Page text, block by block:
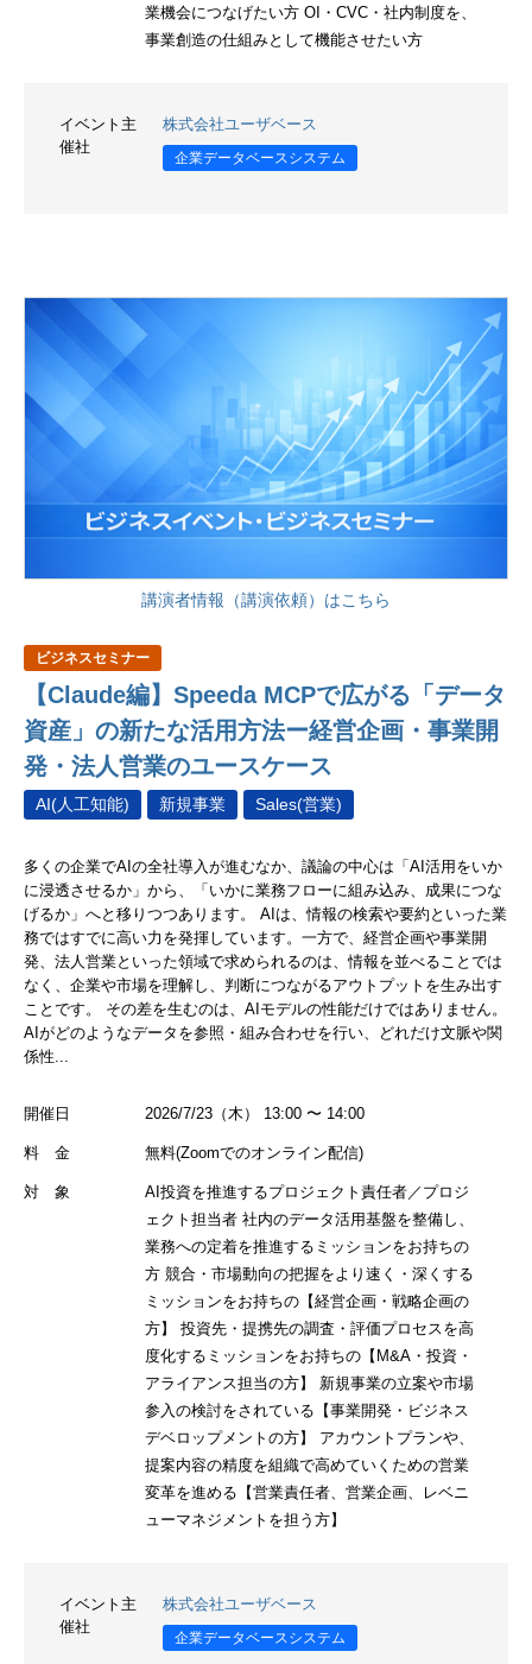
業機会につなげたい方 OI・CVC・社内制度を、
事業創造の仕組みとして機能させたい方
イベント主
催社
株式会社ユーザベース
企業データベースシステム
講演者情報（講演依頼）はこちら
ビジネスセミナー
【Claude編】Speeda MCPで広がる「データ
資産」の新たな活用方法ー経営企画・事業開
発・法人営業のユースケース
AI(人工知能) 新規事業 Sales(営業)
多くの企業でAIの全社導入が進むなか、議論の中心は「AI活用をいか
に浸透させるか」から、「いかに業務フローに組み込み、成果につな
げるか」へと移りつつあります。 AIは、情報の検索や要約といった業
務ではすでに高い力を発揮しています。一方で、経営企画や事業開
発、法人営業といった領域で求められるのは、情報を並べることでは
なく、企業や市場を理解し、判断につながるアウトプットを生み出す
ことです。 その差を生むのは、AIモデルの性能だけではありません。
AIがどのようなデータを参照・組み合わせを行い、どれだけ文脈や関
係性...
開催日 2026/7/23（木） 13:00 〜 14:00
料 金 無料(Zoomでのオンライン配信)
対 象
AI投資を推進するプロジェクト責任者／プロジ
ェクト担当者 社内のデータ活用基盤を整備し、
業務への定着を推進するミッションをお持ちの
方 競合・市場動向の把握をより速く・深くする
ミッションをお持ちの【経営企画・戦略企画の
方】 投資先・提携先の調査・評価プロセスを高
度化するミッションをお持ちの【M&A・投資・
アライアンス担当の方】 新規事業の立案や市場
参入の検討をされている【事業開発・ビジネス
デベロップメントの方】 アカウントプランや、
提案内容の精度を組織で高めていくための営業
変革を進める【営業責任者、営業企画、レベニ
ューマネジメントを担う方】
イベント主
催社
株式会社ユーザベース
企業データベースシステム